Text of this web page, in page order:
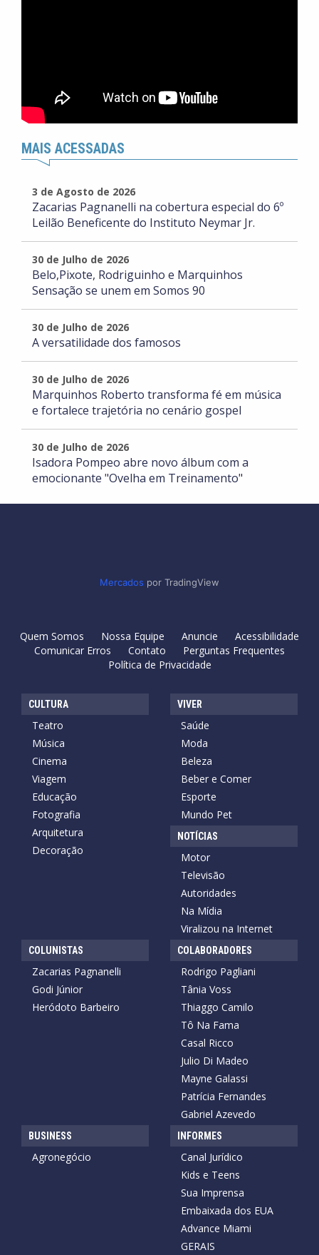
MAIS ACESSADAS
3 de Agosto de 2026
Zacarias Pagnanelli na cobertura especial do 6º
Leilão Beneficente do Instituto Neymar Jr.
30 de Julho de 2026
Belo,Pixote, Rodriguinho e Marquinhos
Sensação se unem em Somos 90
30 de Julho de 2026
A versatilidade dos famosos
30 de Julho de 2026
Marquinhos Roberto transforma fé em música
e fortalece trajetória no cenário gospel
30 de Julho de 2026
Isadora Pompeo abre novo álbum com a
emocionante "Ovelha em Treinamento"
Mercados por TradingView
Quem Somos Nossa Equipe Anuncie
Acessibilidade
Comunicar Erros
Contato
Perguntas Frequentes
Política de Privacidade
CULTURA
Teatro
Música
Cinema
Viagem
Educação
Fotografia
Arquitetura
Decoração
VIVER
Saúde
Moda
Beleza
Beber e Comer
Esporte
Mundo Pet
NOTÍCIAS
Motor
Televisão
Autoridades
Na Mídia
Viralizou na Internet
COLUNISTAS
Zacarias Pagnanelli
Godi Júnior
Heródoto Barbeiro
COLABORADORES
Rodrigo Pagliani
Tânia Voss
Thiaggo Camilo
Tô Na Fama
Casal Ricco
Julio Di Madeo
Mayne Galassi
Patrícia Fernandes
Gabriel Azevedo
BUSINESS
Agronegócio
INFORMES
Canal Jurídico
Kids e Teens
Sua Imprensa
Embaixada dos EUA
Advance Miami
GERAIS